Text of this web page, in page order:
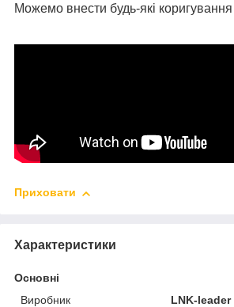
Можемо внести будь-які коригування
Приховати
Характеристики
Основні
Виробник
LNK-leader